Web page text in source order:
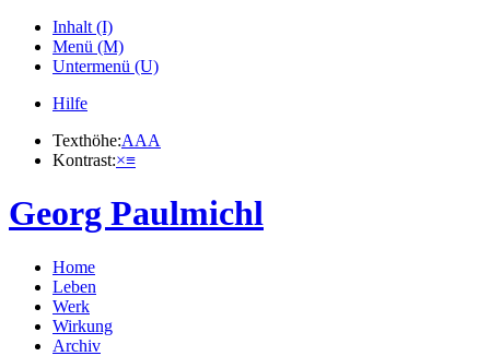
Inhalt (I)
Menü (M)
Untermenü (U)
Hilfe
Texthöhe:AAA
Kontrast:×≡
Georg Paulmichl
Home
Leben
Werk
Wirkung
Archiv